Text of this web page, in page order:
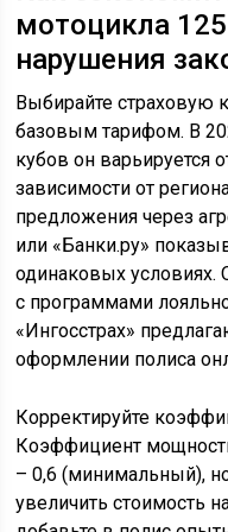
мотоцикла
нарушения
Выбирайте
базовым тарифом. В
кубов он варьируется
зависимости от
предложения через
или «Банки.ру»
одинаковых условиях.
с программами
«Ингосстрах»
оформлении полиса
Корректируйте
Коэффициент
– 0,6 (минимальный),
увеличить стоимость